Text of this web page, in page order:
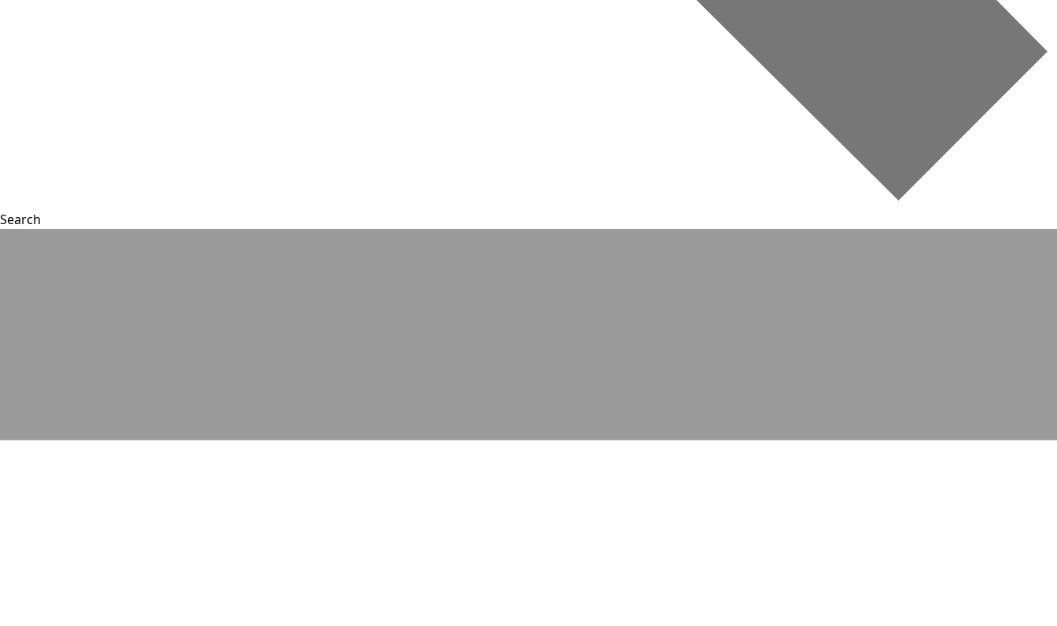
Search